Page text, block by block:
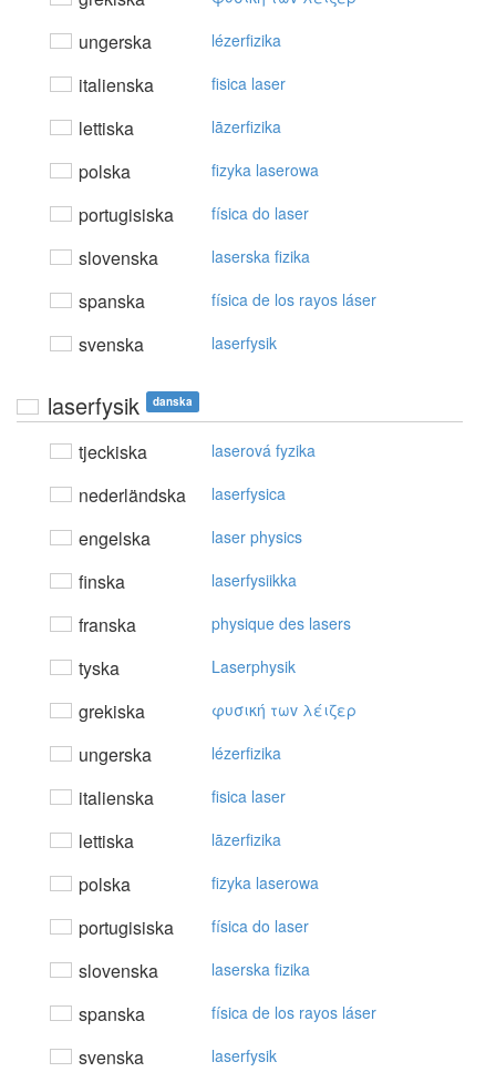
ungerska lézerfizika
italienska fisica laser
lettiska lāzerfizika
polska fizyka laserowa
portugisiska física do laser
slovenska laserska fizika
spanska física de los rayos láser
svenska laserfysik
laserfysik danska
tjeckiska laserová fyzika
nederländska laserfysica
engelska laser physics
finska laserfysiikka
franska physique des lasers
tyska Laserphysik
grekiska φυσική τωv λέιζερ
ungerska lézerfizika
italienska fisica laser
lettiska lāzerfizika
polska fizyka laserowa
portugisiska física do laser
slovenska laserska fizika
spanska física de los rayos láser
svenska laserfysik